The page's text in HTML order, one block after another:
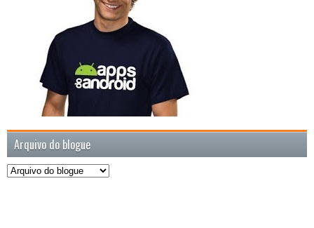
Arquivo do blogue